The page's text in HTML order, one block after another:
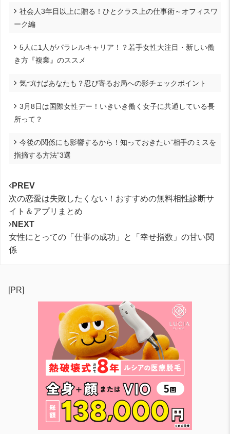
社会人3年目以上に贈る！ひとクラス上の仕事術～オフィスワ
ーク編
5人に1人がパラレルキャリア！？若手女性大注目・新しい働
き方『複業』のススメ
気づけばあなたも？忍び寄るお局への影チェックポイント
3月8日は国際女性デー！いきいき働く女子に共通している長
所って？
今後の関係にも影響するから！知っておきたい”相手のミスを
指摘する方法”3選
PREV
次の恋愛は失敗したくない！おすすめの無料相性診断サ
イト＆アプリまとめ
NEXT
女性にとっての「仕事の成功」と「幸せ指数」の甘い関
係
[PR]